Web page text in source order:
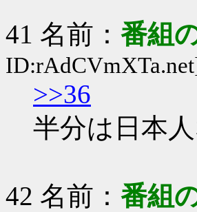
41 名前： 番組
>>36
半分は日本
42 名前： 番組